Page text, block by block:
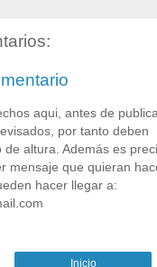
aqui, antes de
por tanto deben
de altura. Además es
mensaje que quieran
hacer llegar a:
Inicio